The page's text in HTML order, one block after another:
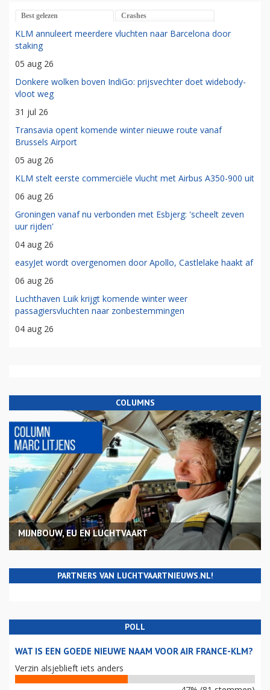
Best gelezen Crashes
KLM annuleert meerdere vluchten naar Barcelona door
staking
05 aug 26
Donkere wolken boven IndiGo: prijsvechter doet widebody-
vloot weg
31 jul 26
Transavia opent komende winter nieuwe route vanaf
Brussels Airport
05 aug 26
KLM stelt eerste commerciële vlucht met Airbus A350-900 uit
06 aug 26
Groningen vanaf nu verbonden met Esbjerg: 'scheelt zeven
uur rijden'
04 aug 26
easyJet wordt overgenomen door Apollo, Castlelake haakt af
06 aug 26
Luchthaven Luik krijgt komende winter weer
passagiersvluchten naar zonbestemmingen
04 aug 26
COLUMNS
MIJNBOUW, EU EN LUCHTVAART
PARTNERS VAN LUCHTVAARTNIEUWS.NL!
POLL
WAT IS EEN GOEDE NIEUWE NAAM VOOR AIR FRANCE-KLM?
Verzin alsjeblieft iets anders